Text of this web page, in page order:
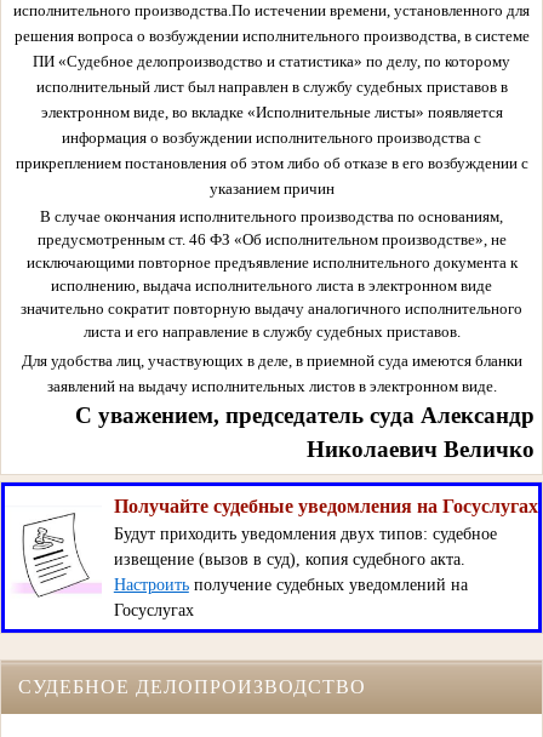
исполнительного производства.По истечении времени, установленного для
решения вопроса о возбуждении исполнительного производства, в системе
ПИ «Судебное делопроизводство и статистика» по делу, по которому
исполнительный лист был направлен в службу судебных приставов в
электронном виде, во вкладке «Исполнительные листы» появляется
информация о возбуждении исполнительного производства с
прикреплением постановления об этом либо об отказе в его возбуждении с
указанием причин
В случае окончания исполнительного производства по основаниям,
предусмотренным ст. 46 ФЗ «Об исполнительном производстве», не
исключающими повторное предъявление исполнительного документа к
исполнению, выдача исполнительного листа в электронном виде
значительно сократит повторную выдачу аналогичного исполнительного
листа и его направление в службу судебных приставов.
Для удобства лиц, участвующих в деле, в приемной суда имеются бланки
заявлений на выдачу исполнительных листов в электронном виде.
С уважением, председатель суда Александр
Николаевич Величко
Получайте судебные уведомления на Госуслугах
Будут приходить уведомления двух типов: судебное
извещение (вызов в суд), копия судебного акта.
Настроитьполучение судебных уведомлений на
Госуслугах
СУДЕБНОЕ ДЕЛОПРОИЗВОДСТВО